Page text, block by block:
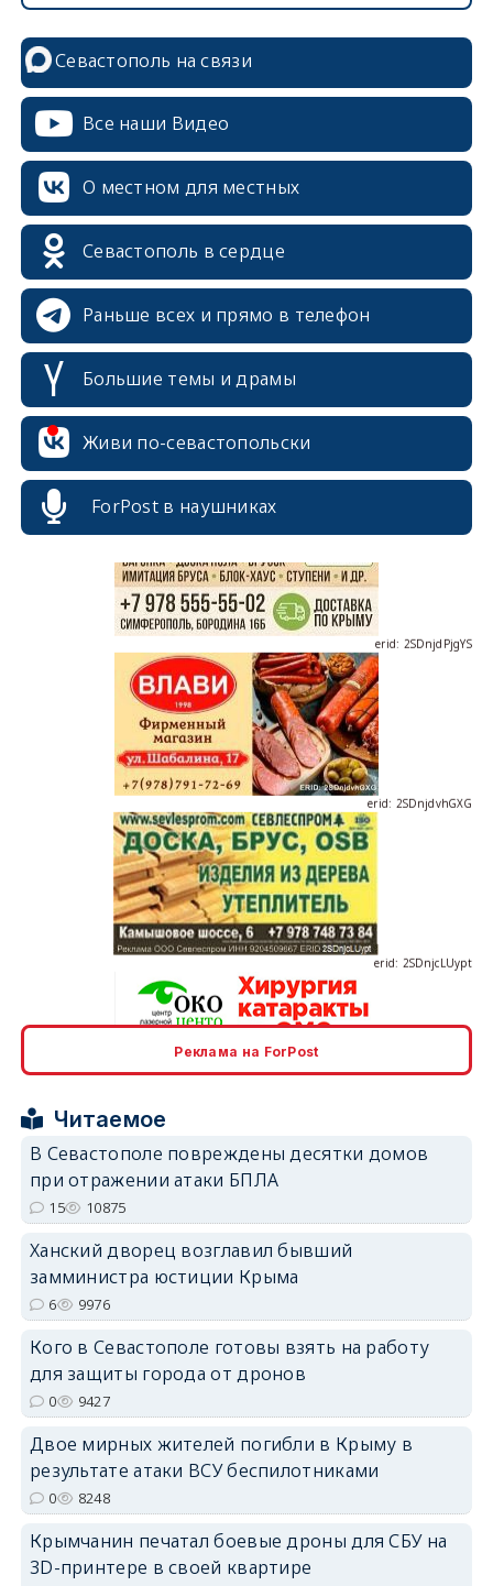
Севастополь на связи
Все наши Видео
О местном для местных
Севастополь в сердце
Раньше всех и прямо в телефон
Большие темы и драмы
Живи по-севастопольски
ForPost в наушниках
erid: 2SDnjcrDNw6
erid: 2SDnjdPjgYS
erid: 2SDnjdvhGXG
erid: 2SDnjdPjgYS
Реклама на ForPost
Читаемое
В Севастополе повреждены десятки домов
при отражении атаки БПЛА
15 10875
Ханский дворец возглавил бывший
замминистра юстиции Крыма
6 9976
Кого в Севастополе готовы взять на работу
для защиты города от дронов
0 9427
Двое мирных жителей погибли в Крыму в
результате атаки ВСУ беспилотниками
0 8248
Крымчанин печатал боевые дроны для СБУ на
3D-принтере в своей квартире